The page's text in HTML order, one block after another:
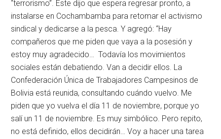
“terrorismo”. Este dijo que espera regresar pronto, a
instalarse en Cochambamba para retomar el activismo
sindical y dedicarse a la pesca. Y agregó: “Hay
compañeros que me piden que vaya a la posesión y
estoy muy agradecido… Todavía los movimientos
sociales están debatiendo. Van a decidir ellos. La
Confederación Única de Trabajadores Campesinos de
Bolivia está reunida, consultando cuándo vuelvo. Me
piden que yo vuelva el día 11 de noviembre, porque yo
salí un 11 de noviembre. Es muy simbólico. Pero repito,
no está definido, ellos decidirán… Voy a hacer una tarea